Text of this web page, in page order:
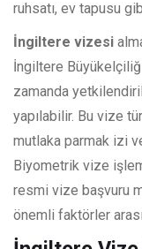
ruhsatı, ev tapusu
İngiltere vizesi
İngiltere
zamanda
yapılabilir. Bu vize
mutlaka parmak izi
Biyometrik vize
resmi vize başvuru
önemli faktörler